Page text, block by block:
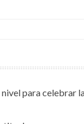
para celebrar